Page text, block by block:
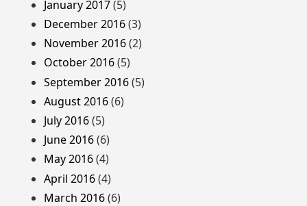
January 2017(5)
December 2016(3)
November 2016(2)
October 2016(5)
September 2016(5)
August 2016(6)
July 2016(5)
June 2016(6)
May 2016(4)
April 2016(4)
March 2016(6)